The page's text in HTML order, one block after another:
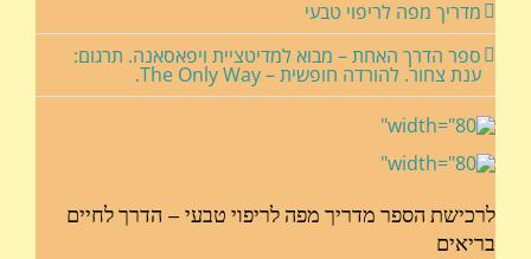
מדריך מפה לריפוי טבעי
ספר הדרך האחת – מבוא למדיטציית ויפאסאנה. תרגום:
ענת צחור. להורדה חופשית – The Only Way.
לרכישת הספר מדריך מפה לריפוי טבעי – הדרך לחיים
בריאים